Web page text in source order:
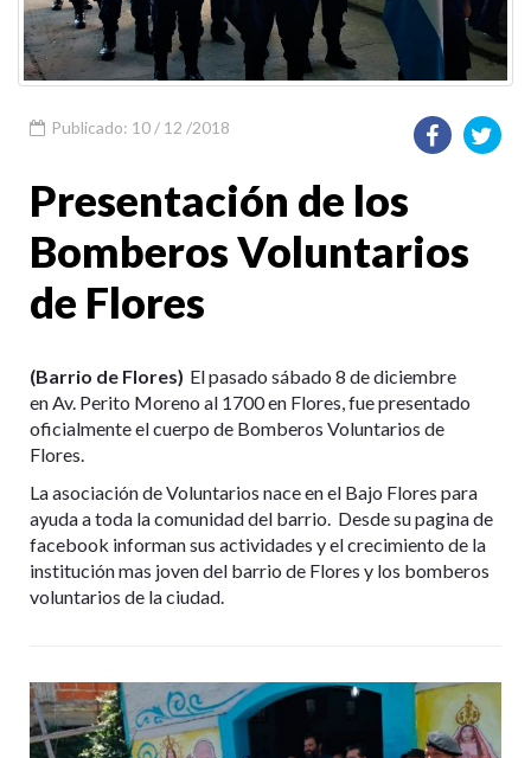
Publicado: 10 / 12 /2018
Presentación de los
Bomberos Voluntarios
de Flores
(Barrio de Flores) El pasado sábado 8 de diciembre
en Av. Perito Moreno al 1700 en Flores, fue presentado
oficialmente el cuerpo de Bomberos Voluntarios de
Flores.
La asociación de Voluntarios nace en el Bajo Flores para
ayuda a toda la comunidad del barrio. Desde su pagina de
facebook informan sus actividades y el crecimiento de la
institución mas joven del barrio de Flores y los bomberos
voluntarios de la ciudad.